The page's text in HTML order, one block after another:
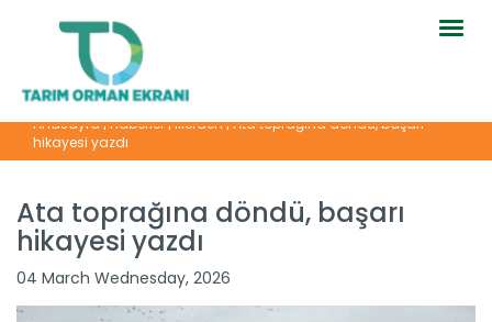
Anasayfa|Haberler|İllerden|Ata toprağına döndü, başarı
hikayesi yazdı
Ata toprağına döndü, başarı
hikayesi yazdı
04 March Wednesday, 2026